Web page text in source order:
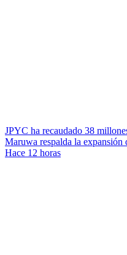
JPYC ha recaudado 38
Maruwa respalda la expansión
Hace 12 horas